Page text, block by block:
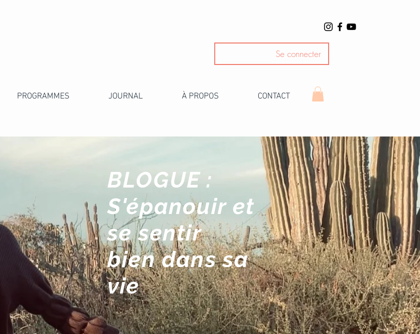
Se connecter
PROGRAMMES JOURNAL À PROPOS CONTACT
BLOGUE :
S'épanouir et
se sentir
biendans sa
vie